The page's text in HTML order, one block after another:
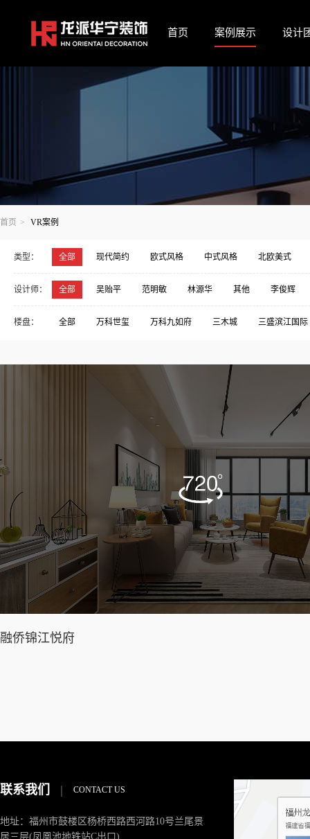
首页 案例展示 设计
首页 > VR案例
类型： 全部 现代简约 欧式风格 中式风格 北欧美式
宋氏美学·中式
设计师：
全部 吴贻平 范明敏 林源华 其他 李俊辉
楼盘： 全部 万科世玺 万科九如府 三木城 三盛滨江国际
名城珑域 大儒世家 大洋鹭洲 天马新村 宏发御榕
祥浦苑
融侨锦江悦府 融信大卫城 融信宽域
闽江印象 阳光凡尔赛宫 阳光
融侨锦江悦府
联系我们 | CONTACT US
地址：福州市鼓楼区杨桥西路西河路10号兰尾景
居三层(凤凰池地铁站C出口)